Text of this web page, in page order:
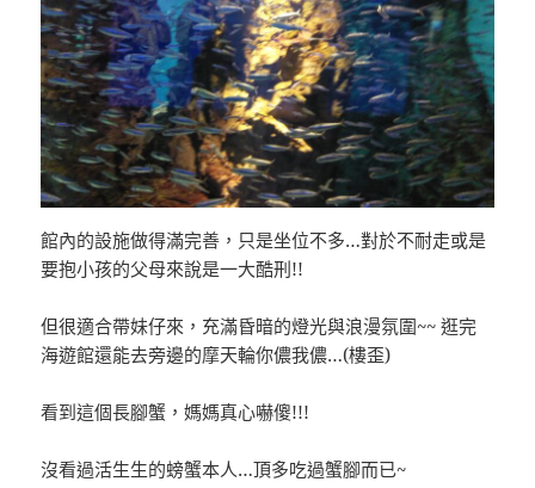
館內的設施做得滿完善，只是坐位不多…對於不耐走或是
要抱小孩的父母來說是一大酷刑!!
但很適合帶妹仔來，充滿昏暗的燈光與浪漫氛圍~~ 逛完
海遊館還能去旁邊的摩天輪你儂我儂…(樓歪)
看到這個長腳蟹，媽媽真心嚇傻!!!
沒看過活生生的螃蟹本人…頂多吃過蟹腳而已~